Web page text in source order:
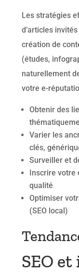
Les stratégies
d’articles
création de
(études,
naturellement
votre e-
Obtenir des
Varier les
clés,
Surveiller et
Inscrire votre
qualité
Optimiser
(SEO local)
SEO